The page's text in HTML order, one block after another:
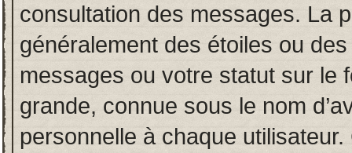
consultation des messages. La
généralement des étoiles ou
messages ou votre statut sur le
grande, connue sous le nom
personnelle à chaque utilisateur.